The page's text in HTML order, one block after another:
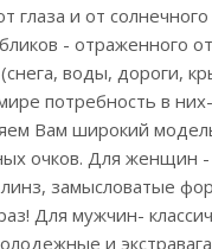
и от солнечного
- отраженного
воды, дороги,
потребность в них-
Вам широкий
очков. Для женщин
замысловатые
Для мужчин-
и